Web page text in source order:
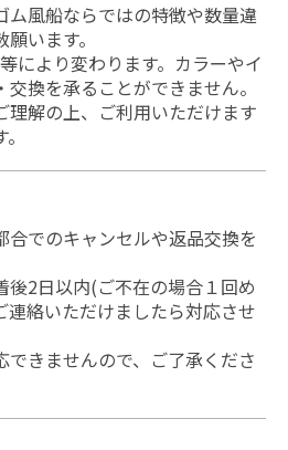
ム風船ならではの特徴や数量違
います。
により変わります。カラーやイ
換を承ることができません。
理解の上、ご利用いただけます
合でのキャンセルや返品交換を
後2日以内(ご不在の場合１回め
連絡いただけましたら対応させ
きませんので、ご了承くださ